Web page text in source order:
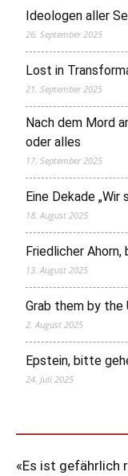
Ideologen aller
26. September 2025
Lost in
21. September 2025
Nach dem Mord
oder alles
17. September 2025
Eine Dekade „Wir
18. August 2025
Friedlicher Ahorn,
13. August 2025
Grab them by the
2. August 2025
Epstein, bitte
24. Juli 2025
«Es ist gefährlich